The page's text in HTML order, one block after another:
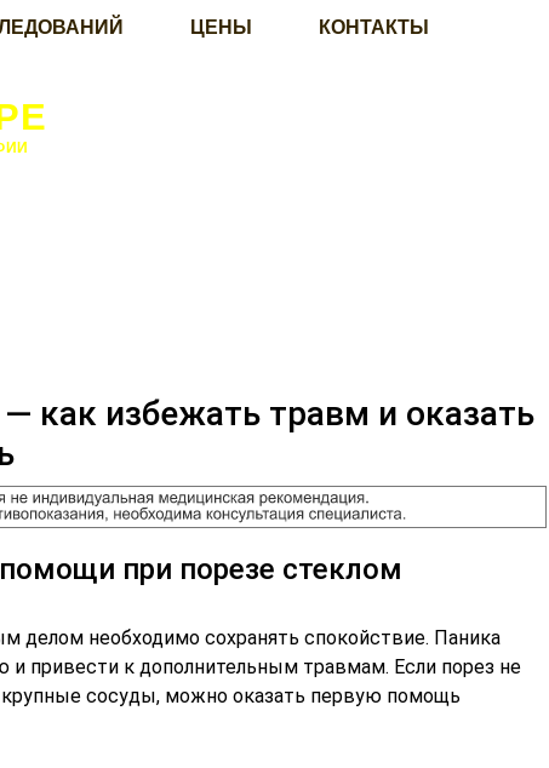
ЦЕНЫ КОНТАКТЫ
как избежать травм и оказать
при порезе стеклом
делом необходимо сохранять спокойствие. Паника
и привести к дополнительным травмам. Если порез не
крупные сосуды, можно оказать первую помощь